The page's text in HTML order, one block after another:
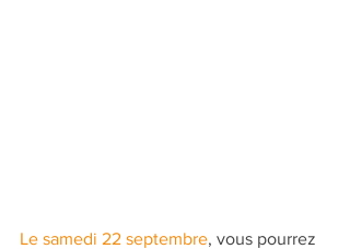
Le samedi 22 septembre, vous pourrez